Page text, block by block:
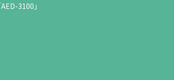
3100」